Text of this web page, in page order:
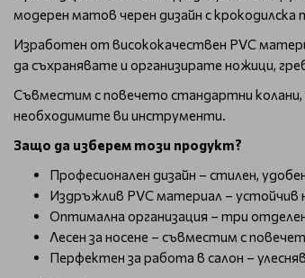
модерен матов черен дизайн с
Изработен от висококачествен PVC
да съхранявате и организирате ножици,
Съвместим с повечето стандартни колани,
необходимите ви инструменти.
Защо да изберем този продукт?
Професионален дизайн – стилен,
Издръжлив PVC материал – устойчив
Оптимална организация – три
Лесен за носене – съвместим с
Перфектен за работа в салон –